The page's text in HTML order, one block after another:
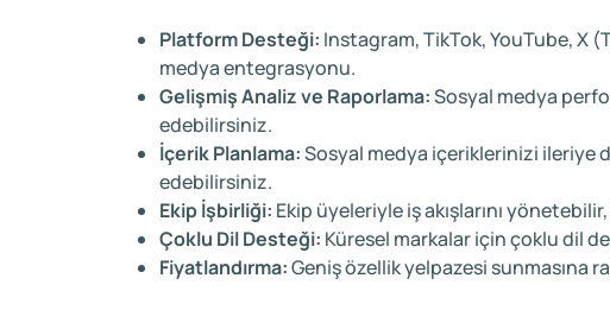
Platform Desteği: Instagram, TikTok, YouTube, X
medya entegrasyonu.
Gelişmiş Analiz ve Raporlama:Sosyal medya
edebilirsiniz.
İçerik Planlama:Sosyal medya içeriklerinizi ileriye
edebilirsiniz.
Ekip İşbirliği: Ekip üyeleriyle iş akışlarını
Çoklu Dil Desteği: Küresel markalar için çoklu dil
Fiyatlandırma:Geniş özellik yelpazesi sunmasına